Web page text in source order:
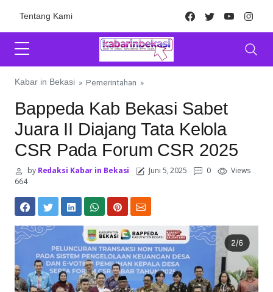
Tentang Kami Facebook
TwitterYoutube
Kabar in Bekasi » Pemerintahan »
Bappeda Kab Bekasi Sabet
Juara II Diajang Tata Kelola
CSR Pada Forum CSR 2025
byRedaksi Kabar in Bekasi Juni 5, 2025 0
Views
664